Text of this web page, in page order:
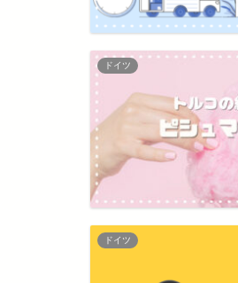
ドイツ
ドイツ